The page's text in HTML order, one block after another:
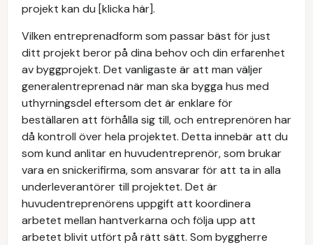
projekt kan du [klicka här].
Vilken entreprenadform som passar bäst för just
ditt projekt beror på dina behov och din erfarenhet
av byggprojekt. Det vanligaste är att man väljer
generalentreprenad när man ska bygga hus med
uthyrningsdel eftersom det är enklare för
beställaren att förhålla sig till, och entreprenören har
då kontroll över hela projektet. Detta innebär att du
som kund anlitar en huvudentreprenör, som brukar
vara en snickerifirma, som ansvarar för att ta in alla
underleverantörer till projektet. Det är
huvudentreprenörens uppgift att koordinera
arbetet mellan hantverkarna och följa upp att
arbetet blivit utfört på rätt sätt. Som byggherre